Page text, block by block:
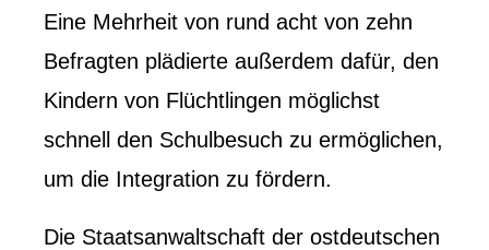
Eine Mehrheit von rund acht von zehn
Befragten plädierte außerdem dafür, den
Kindern von Flüchtlingen möglichst
schnell den Schulbesuch zu ermöglichen,
um die Integration zu fördern.
Die Staatsanwaltschaft der ostdeutschen